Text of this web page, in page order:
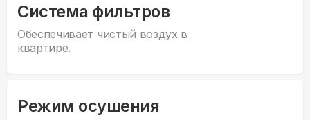
Система фильтров
Обеспечивает чистый воздух в
квартире.
Режим осушения